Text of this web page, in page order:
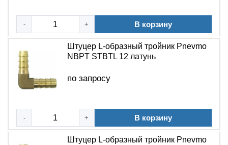
- + В корзину
Штуцер L-образный тройник Pnevmo
NBPT STBTL 12 латунь
по запросу
- + В корзину
Штуцер L-образный тройник Pnevmo